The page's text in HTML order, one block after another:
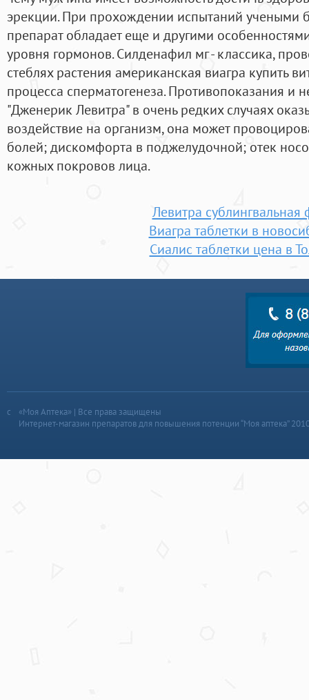
эрекции. При прохождении испытаний учеными
препарат обладает еще и другими
уровня гормонов. Силденафил мг - классика,
стеблях растения американская виагра купить
процесса сперматогенеза. Противопоказания и
"Дженерик Левитра" в очень редких случаях
воздействие на организм, она может
болей; дискомфорта в поджелудочной; отек
кожных покровов лица.
Левитра
Виагра таблетки в
Сиалис таблетки цена в
«Моя Аптека» | Все права защищены
Интернет-магазин препаратов для повышения потенции “Моя аптека”